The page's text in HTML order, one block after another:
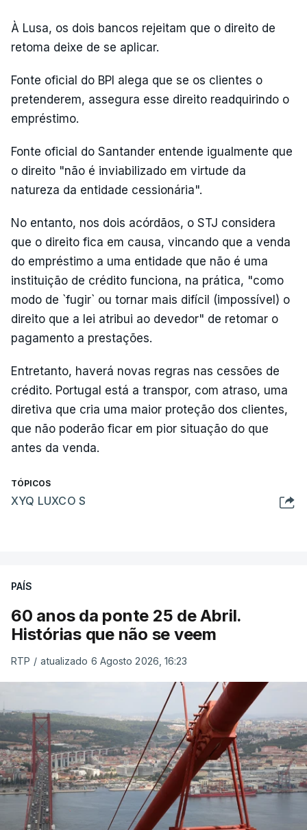
À Lusa, os dois bancos rejeitam que o direito de
retoma deixe de se aplicar.
Fonte oficial do BPI alega que se os clientes o
pretenderem, assegura esse direito readquirindo o
empréstimo.
Fonte oficial do Santander entende igualmente que
o direito "não é inviabilizado em virtude da
natureza da entidade cessionária".
No entanto, nos dois acórdãos, o STJ considera
que o direito fica em causa, vincando que a venda
do empréstimo a uma entidade que não é uma
instituição de crédito funciona, na prática, "como
modo de `fugir` ou tornar mais difícil (impossível) o
direito que a lei atribui ao devedor" de retomar o
pagamento a prestações.
Entretanto, haverá novas regras nas cessões de
crédito. Portugal está a transpor, com atraso, uma
diretiva que cria uma maior proteção dos clientes,
que não poderão ficar em pior situação do que
antes da venda.
TÓPICOS
XYQ LUXCO S
PAÍS
60 anos da ponte 25 de Abril.
Histórias que não se veem
RTP / atualizado 6 Agosto 2026, 16:23